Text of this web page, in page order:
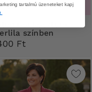
52, 54
színben
Ft
tartalmú üzeneteket kapj